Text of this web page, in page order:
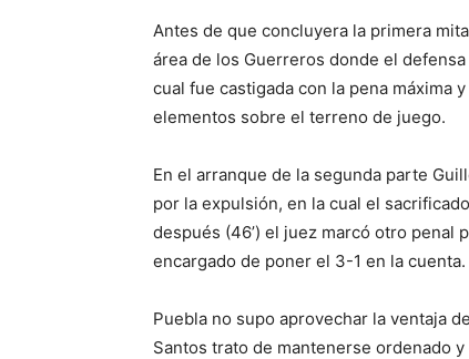
Antes de que concluyera la primera
área de los Guerreros donde el
cual fue castigada con la pena máxima
elementos sobre el terreno de juego.
En el arranque de la segunda parte
por la expulsión, en la cual el
después (46’) el juez marcó otro penal
encargado de poner el 3-1 en la cuenta.
Puebla no supo aprovechar la ventaja
Santos trato de mantenerse ordenado